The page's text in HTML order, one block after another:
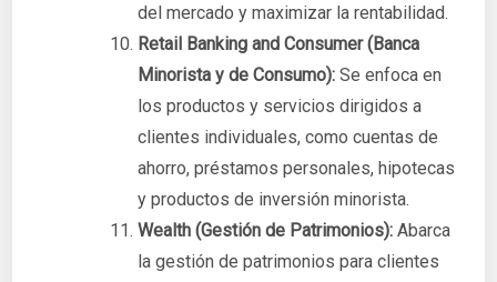
del mercado y maximizar la rentabilidad.
Retail Banking and Consumer (Banca
Minorista y de Consumo): Se enfoca en
los productos y servicios dirigidos a
clientes individuales, como cuentas de
ahorro, préstamos personales, hipotecas
y productos de inversión minorista.
Wealth (Gestión de Patrimonios): Abarca
la gestión de patrimonios para clientes